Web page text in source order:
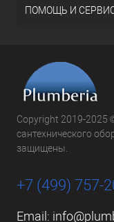
ПОМОЩЬ И
Copyright 2019-2025
сантехнического
защищены.
+7 (499) 757-
Email: